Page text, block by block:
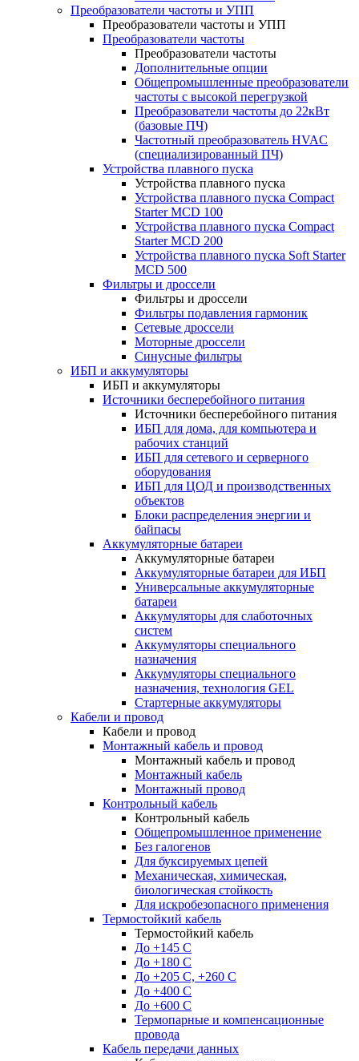
Преобразователи частоты и УПП
Преобразователи частоты и УПП
Преобразователи частоты
Преобразователи частоты
Дополнительные опции
Общепромышленные преобразователи
частоты с высокой перегрузкой
Преобразователи частоты до 22кВт
(базовые ПЧ)
Частотный преобразователь HVAC
(специализированный ПЧ)
Устройства плавного пуска
Устройства плавного пуска
Устройства плавного пуска Compact
Starter MCD 100
Устройства плавного пуска Compact
Starter MCD 200
Устройства плавного пуска Soft Starter
MCD 500
Фильтры и дроссели
Фильтры и дроссели
Фильтры подавления гармоник
Сетевые дроссели
Моторные дроссели
Синусные фильтры
ИБП и аккумуляторы
ИБП и аккумуляторы
Источники бесперебойного питания
Источники бесперебойного питания
ИБП для дома, для компьютера и
рабочих станций
ИБП для сетевого и серверного
оборудования
ИБП для ЦОД и производственных
объектов
Блоки распределения энергии и
байпасы
Аккумуляторные батареи
Аккумуляторные батареи
Аккумуляторные батареи для ИБП
Универсальные аккумуляторные
батареи
Аккумуляторы для слаботочных
систем
Аккумуляторы специального
назначения
Аккумуляторы специального
назначения, технология GEL
Стартерные аккумуляторы
Кабели и провод
Кабели и провод
Монтажный кабель и провод
Монтажный кабель и провод
Монтажный кабель
Монтажный провод
Контрольный кабель
Контрольный кабель
Общепромышленное применение
Без галогенов
Для буксируемых цепей
Механическая, химическая,
биологическая стойкость
Для искробезопасного применения
Термостойкий кабель
Термостойкий кабель
До +145 С
До +180 C
До +205 С, +260 С
До +400 C
До +600 С
Термопарные и компенсационные
провода
Кабель передачи данных